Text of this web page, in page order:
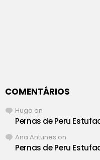
COMENTÁRIOS
Hugo on
Pernas de Peru
Ana Antunes on
Pernas de Peru